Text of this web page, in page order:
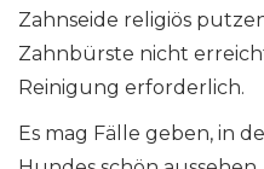
Zahnseide religiös
Zahnbürste nicht
Reinigung erforderlich.
Es mag Fälle geben, in